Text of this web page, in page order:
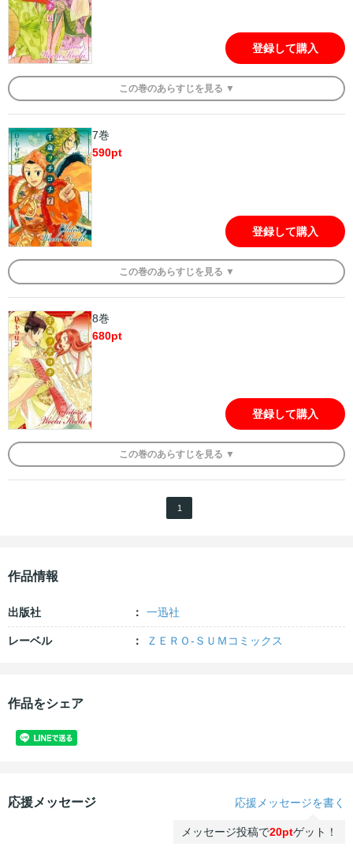
登録して購入
この巻のあらすじを 見る ▼
7巻
590pt
登録して購入
この巻のあらすじを 見る ▼
8巻
680pt
登録して購入
この巻のあらすじを 見る ▼
1
作品情報
出版社 一迅社
レーベル ＺＥＲＯ-ＳＵＭコミックス
作品をシェア
応援メッセージ 応援メッセージを書く
メッセージ投稿で20ptゲット！